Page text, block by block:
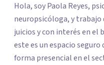
Hola, soy Paola Reyes,
neuropsicóloga, y trabajo
juicios y con interés en el
este es un espacio seguro
forma presencial en el